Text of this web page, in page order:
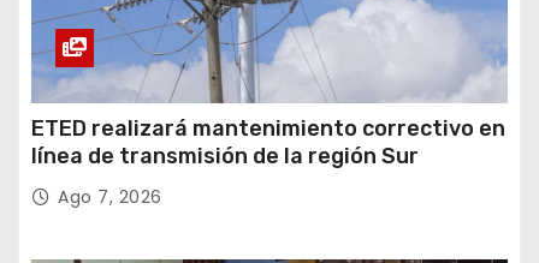
ETED realizará mantenimiento correctivo en
línea de transmisión de la región Sur
Ago 7, 2026